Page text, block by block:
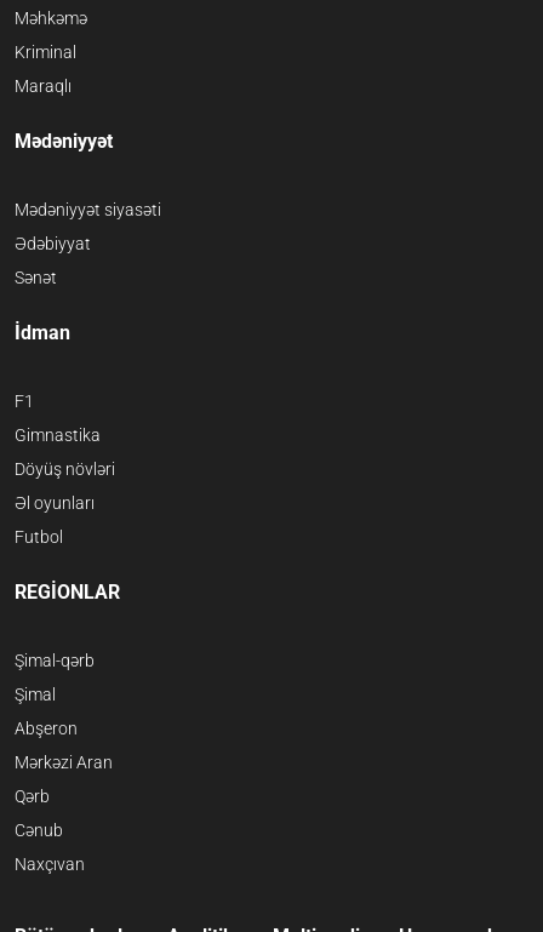
Məhkəmə
Kriminal
Maraqlı
Mədəniyyət
Mədəniyyət siyasəti
Ədəbiyyat
Sənət
İdman
F1
Gimnastika
Döyüş növləri
Əl oyunları
Futbol
REGİONLAR
Şimal-qərb
Şimal
Abşeron
Mərkəzi Aran
Qərb
Cənub
Naxçıvan